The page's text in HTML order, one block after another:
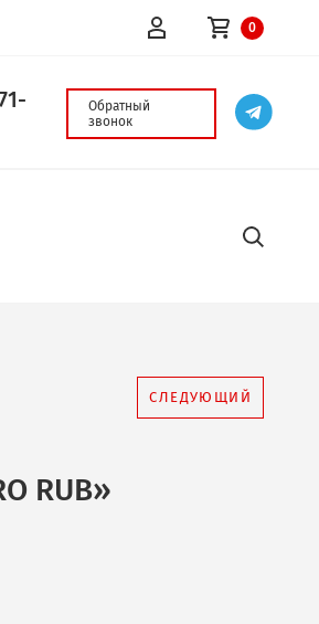
0
+7 (999) 451-71-
47
СЛЕДУЮЩИЙ
RUB»